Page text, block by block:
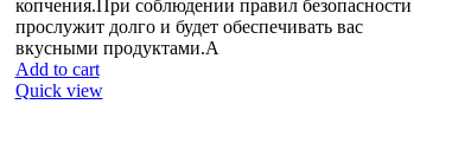
копчения.При соблюдении правил безопасности
прослужит долго и будет обеспечивать вас
вкусными продуктами.А
Add to cart
Quick view